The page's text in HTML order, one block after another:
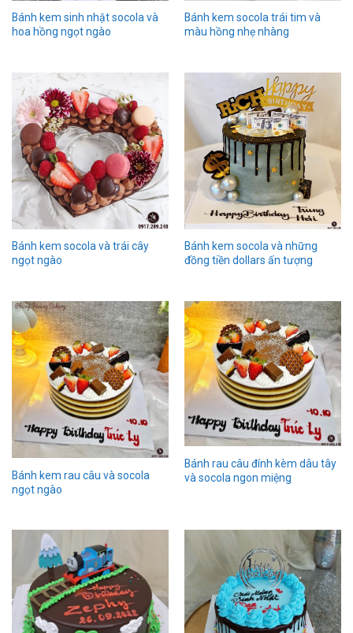
Bánh kem sinh nhật socola và
hoa hồng ngọt ngào
Bánh kem socola trái tim và
màu hồng nhẹ nhàng
Bánh kem socola và trái cây
ngọt ngào
Bánh kem socola và những
đồng tiền dollars ấn tượng
Bánh kem rau câu và socola
ngọt ngào
Bánh rau câu đính kèm dâu tây
và socola ngon miệng